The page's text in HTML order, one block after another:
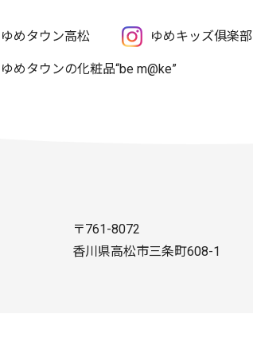
ゆめタウン高松 ゆめキッズ俱楽部
ゆめタウンの化粧品“be m@ke”
〒761-8072
香川県高松市三条町608-1